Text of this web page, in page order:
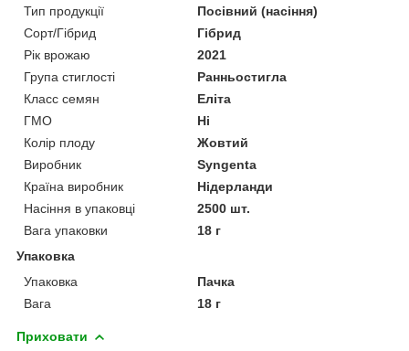
Тип продукції
Посівний (насіння)
Сорт/Гібрид
Гібрид
Рік врожаю
2021
Група стиглості
Ранньостигла
Класс семян
Еліта
ГМО
Ні
Колір плоду
Жовтий
Виробник
Syngenta
Країна виробник
Нідерланди
Насіння в упаковці
2500 шт.
Вага упаковки
18 г
Упаковка
Упаковка
Пачка
Вага
18 г
Приховати